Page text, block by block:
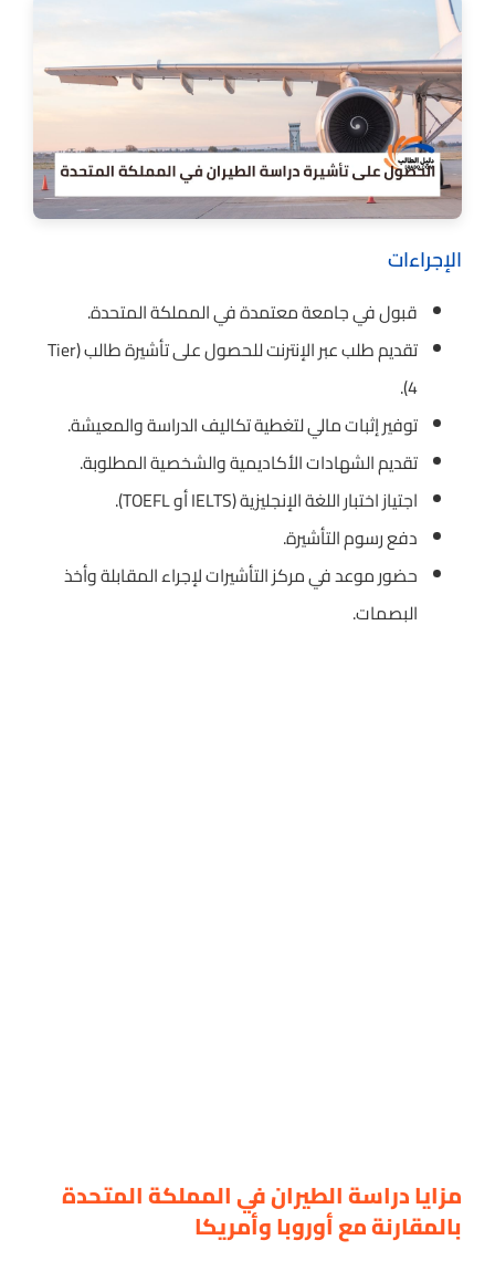
الإجراءات
قبول في جامعة معتمدة في المملكة المتحدة.
تقديم طلب عبر الإنترنت للحصول على تأشيرة طالب (Tier
4).
توفير إثبات مالي لتغطية تكاليف الدراسة والمعيشة.
تقديم الشهادات الأكاديمية والشخصية المطلوبة.
اجتياز اختبار اللغة الإنجليزية (IELTS أو TOEFL).
دفع رسوم التأشيرة.
حضور موعد في مركز التأشيرات لإجراء المقابلة وأخذ
البصمات.
مزايا دراسة الطيران في المملكة المتحدة
بالمقارنة مع أوروبا وأمريكا